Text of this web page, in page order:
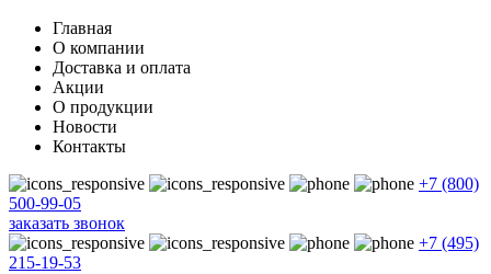
Главная
О компании
Доставка и оплата
Акции
О продукции
Новости
Контакты
+7 (800)
500-99-05
заказать звонок
+7 (495)
215-19-53